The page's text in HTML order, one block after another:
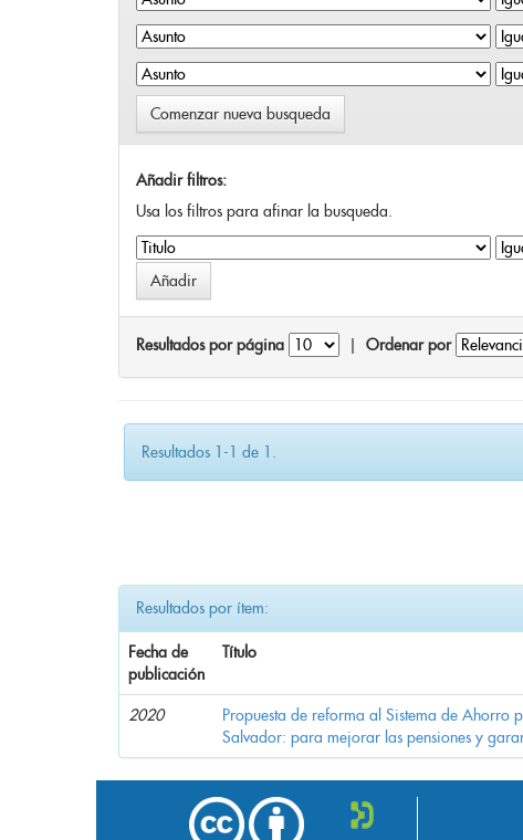
Comenzar nueva busqueda
Añadir filtros:
Usa los filtros para afinar la busqueda.
Resultados por página Ordenar por
Resultados 1-1 de 1.
Resultados por ítem:
Fecha de
publicación
Título
2020
Propuesta de reforma al Sistema de Ahorro
Salvador: para mejorar las pensiones y